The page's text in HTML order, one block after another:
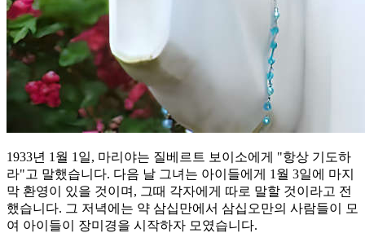
1933년 1월 1일, 마리야는 질베르트 보이소에게 "항상 기도하
라"고 말했습니다. 다음 날 그녀는 아이들에게 1월 3일에 마지
막 환영이 있을 것이며, 그때 각자에게 따로 말할 것이라고 전
했습니다. 그 저녁에는 약 삼십만에서 삼십오만의 사람들이 모
여 아이들이 장미경을 시작하자 모였습니다.